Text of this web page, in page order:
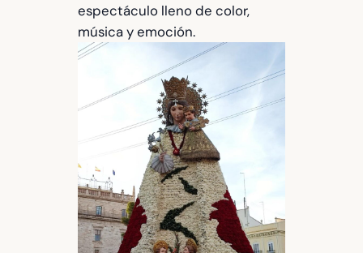
espectáculo lleno de color,
música y emoción.